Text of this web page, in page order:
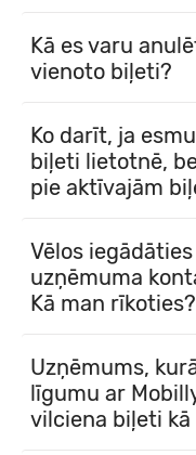
Kā es varu
vienoto biļeti?
Ko darīt, ja
biļeti lietotnē,
pie aktīvajām
Vēlos
uzņēmuma
Kā man rīkoties?
Uzņēmums,
līgumu ar
vilciena biļeti